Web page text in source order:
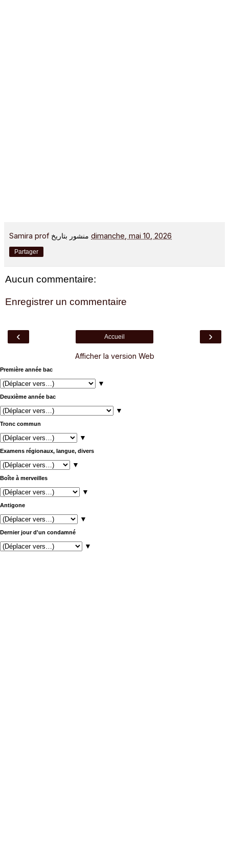
Samira prof dimanche, mai 10, 2026
Partager
Aucun commentaire:
Enregistrer un commentaire
‹ ›
Accueil
Afficher la version Web
Première année bac
▼
Deuxième année bac
▼
Tronc commun
▼
Examens régionaux, langue, divers
▼
Boîte à merveilles
▼
Antigone
▼
Dernier jour d'un condamné
▼